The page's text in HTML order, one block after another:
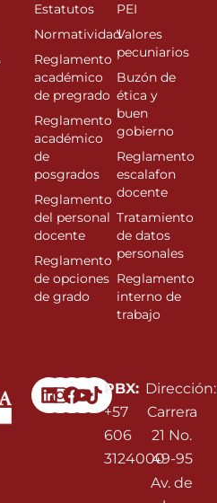
Linkedin
Instagram
Facebook
Youtube
PBX:
+57
606
3124000
Dirección:
Carrera
21 No.
49-95
Av. de
Estatutos
Normatividad
Reglamento
académico
de pregrado
Reglamento
académico
de
posgrados
Reglamento
del personal
docente
Reglamento
de opciones
de grado
PEI
Valores
pecuniarios
Buzón de
ética y
buen
gobierno
Reglamento
escalafon
docente
Tratamiento
de datos
personales
Reglamento
interno de
trabajo